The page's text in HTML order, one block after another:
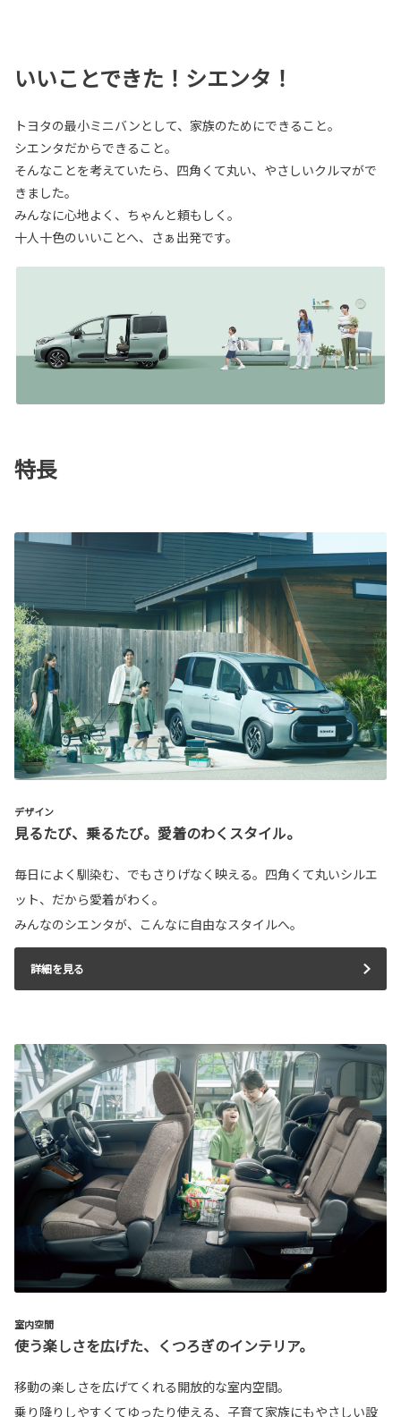
いいことできた！シエンタ！
トヨタの最小ミニバンとして、家族のためにできること。
シエンタだからできること。
そんなことを考えていたら、四角くて丸い、やさしいクルマがで
きました。
みんなに心地よく、ちゃんと頼もしく。
十人十色のいいことへ、さぁ出発です。
特長
デザイン
見るたび、乗るたび。愛着のわくスタイル。
毎日によく馴染む、でもさりげなく映える。四角くて丸いシルエ
ット、だから愛着がわく。
みんなのシエンタが、こんなに自由なスタイルへ。
詳細を見る
室内空間
使う楽しさを広げた、くつろぎのインテリア。
移動の楽しさを広げてくれる開放的な室内空間。
乗り降りしやすくてゆったり使える、子育て家族にもやさしい設